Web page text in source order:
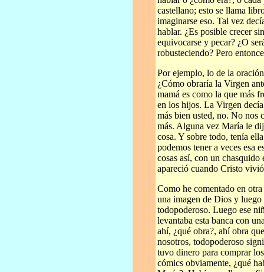
castellano; esto se llama
imaginarse eso. Tal vez
hablar. ¿Es posible crecer
equivocarse y pecar? ¿O
robusteciendo? Pero
Por ejemplo, lo de la
¿Cómo obraría la Virgen
mamá es como la que más
en los hijos. La Virgen
más bien usted, no. No nos
más. Alguna vez María le
cosa. Y sobre todo, tenía
podemos tener a veces esa
cosas así, con un
apareció cuando Cristo
Como he comentado en
una imagen de Dios y
todopoderoso. Luego ese
levantaba esta banca con
ahí, ¿qué obra?, ahí obra
nosotros, todopoderoso
tuvo dinero para comprar
cómics obviamente, ¿qué